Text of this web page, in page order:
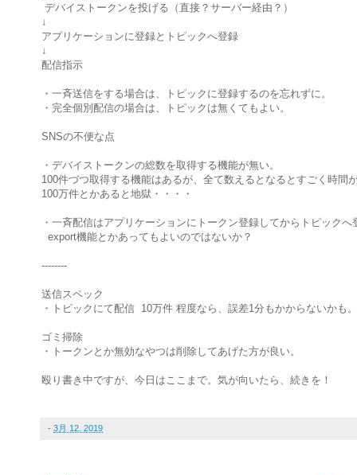
デバイストークンを投げる（直接？サーバー経由？）
↓
アプリケーションに登録とトピックへ登録
↓
配信指示
・一斉送信をする場合は、トピックに登録するのを忘れずに。
・完全個別配信の場合は、トピックは無くてもよい。
SNSの不便な点
・デバイストークンの総数を取得する機能が無い。
100件づつ取得する機能はあるが、全て数えるとなるとすごく時間
100万件とかあると地獄・・・・
・一斉配信はアプリケーションにトークン登録してからトピック
export機能とかあってもよいのではないか？
--------
送信スペック
・トピックにて配信 10万件 程度なら、誤差1分もかからないかも。
ゴミ掃除
・トークンとか無効なやつは削除してあげた方が良い。
殴り書き中ですが、今日はここまで。気が向いたら、続きを！
- 3月 12, 2019